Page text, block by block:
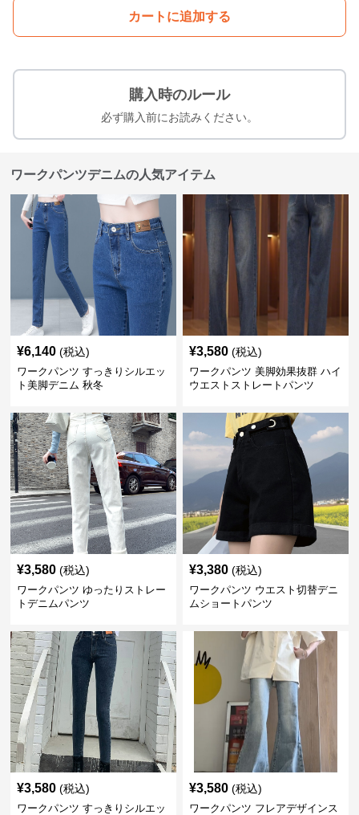
カートに追加する
購入時のルール
必ず購入前にお読みください。
ワークパンツデニムの人気アイテム
¥6,140 (税込)
ワークパンツ すっきりシルエッ
ト美脚デニム 秋冬
¥3,580 (税込)
ワークパンツ 美脚効果抜群 ハイ
ウエストストレートパンツ
¥3,580 (税込)
ワークパンツ ゆったりストレー
トデニムパンツ
¥3,380 (税込)
ワークパンツ ウエスト切替デニ
ムショートパンツ
¥3,580 (税込)
ワークパンツ すっきりシルエッ
¥3,580 (税込)
ワークパンツ フレアデザインス